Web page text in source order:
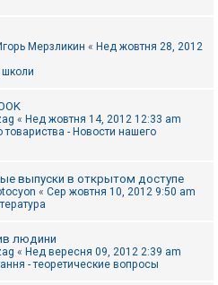
Мерзликин « Нед жовтня 28, 2012
школи
« Нед жовтня 14, 2012 12:33 am
товариства - Новости нашего
выпуски в открытом доступе
« Сер жовтня 10, 2012 9:50 am
людини
« Нед вересня 09, 2012 2:39 am
- теоретические вопросы